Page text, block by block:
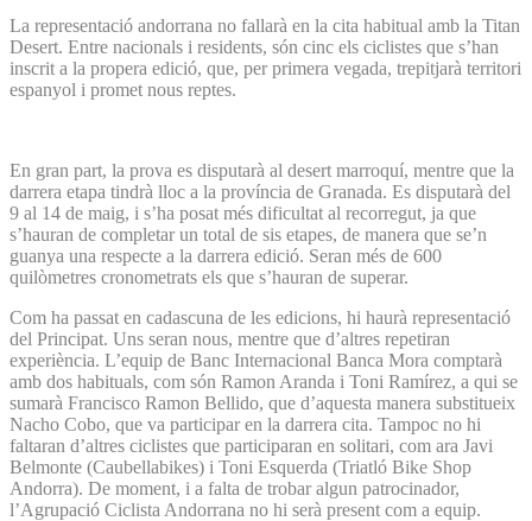
La representació andorrana no fallarà en la cita habitual amb la Titan
Desert. Entre nacionals i residents, són cinc els ciclistes que s’han
inscrit a la propera edició, que, per primera vegada, trepitjarà territori
espanyol i promet nous reptes.
En gran part, la prova es disputarà al desert marroquí, mentre que la
darrera etapa tindrà lloc a la província de Granada. Es disputarà del
9 al 14 de maig, i s’ha posat més dificultat al recorregut, ja que
s’hauran de completar un total de sis etapes, de manera que se’n
guanya una respecte a la darrera edició. Seran més de 600
quilòmetres cronometrats els que s’hauran de superar.
Com ha passat en cadascuna de les edicions, hi haurà representació
del Principat. Uns seran nous, mentre que d’altres repetiran
experiència. L’equip de Banc Internacional Banca Mora comptarà
amb dos habituals, com són Ramon Aranda i Toni Ramírez, a qui se
sumarà Francisco Ramon Bellido, que d’aquesta manera substitueix
Nacho Cobo, que va participar en la darrera cita. Tampoc no hi
faltaran d’altres ciclistes que participaran en solitari, com ara Javi
Belmonte (Caubellabikes) i Toni Esquerda (Triatló Bike Shop
Andorra). De moment, i a falta de trobar algun patrocinador,
l’Agrupació Ciclista Andorrana no hi serà present com a equip.